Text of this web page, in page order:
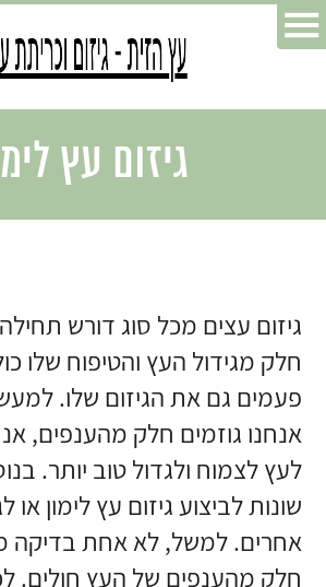
גיזום עץ
גיזום עצים מכל סוג דורש
חלק מגידול העץ והטיפוח שלו
פעמים גם את הגיזום שלו.
אנחנו גוזמים חלק מהענפים,
לעץ לצמוח ולגדול טוב יותר.
שונות לביצוע גיזום עץ לימון או
אחרים. למשל, לא אחת בדיקה
חלק מהענפים של העץ חולים.